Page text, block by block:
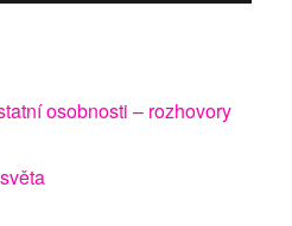
osobnosti – rozhovory